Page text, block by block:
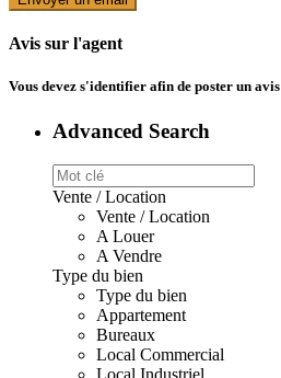
Avis sur l'agent
Vous devez s'identifier afin de poster un avis
Advanced Search
Vente / Location
Vente / Location
A Louer
A Vendre
Type du bien
Type du bien
Appartement
Bureaux
Local Commercial
Local Industriel